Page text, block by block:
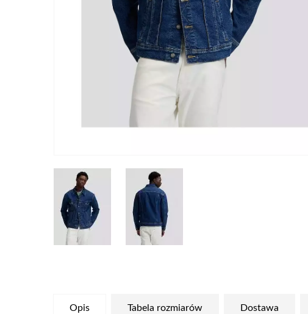
Opis Tabela rozmiarów Dostawa